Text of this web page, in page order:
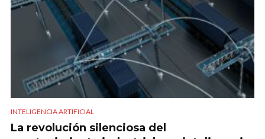
INTELIGENCIA ARTIFICIAL
La revolución silenciosa del